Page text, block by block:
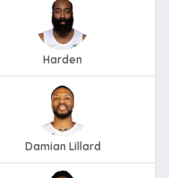
Harden
Damian Lillard